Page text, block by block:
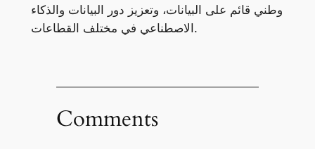
وطني قائم على البيانات، وتعزيز دور البيانات والذكاء
الاصطناعي في مختلف القطاعات.
Comments